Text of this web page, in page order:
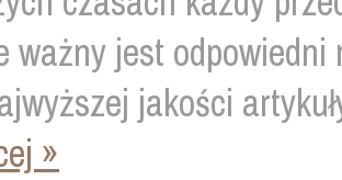
ważny jest
jakości
»